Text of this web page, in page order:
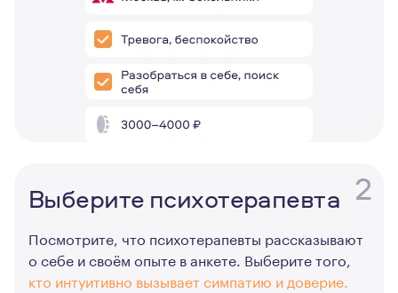
2
Выберите психотерапевта
Посмотрите, что психотерапевты рассказывают
о себе и своём опыте в анкете. Выберите того,
кто интуитивно вызывает симпатию и доверие.